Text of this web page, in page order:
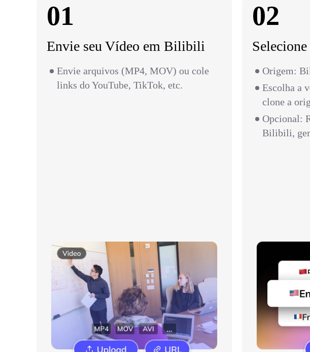
01
Envie seu Vídeo em Bilibili
Envie arquivos (MP4, MOV) ou cole
links do YouTube, TikTok, etc.
02
Selecione
Origem:
Escolha a
clone a
Opcional:
Bilibili,